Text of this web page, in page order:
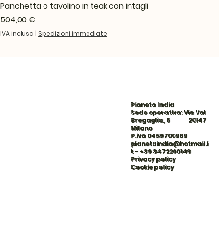
Panchetta o tavolino in teak con intagli
Prezzo
504,00 €
IVA inclusa | Spedizioni immediate
Pianeta India
Sede operativa: Via Val
Bregaglia, 6 20147
Milano
P.iva 0459700969
pianetaindia@hotmail.i
t- +39 3472200149
Privacy policy
Cookie policy